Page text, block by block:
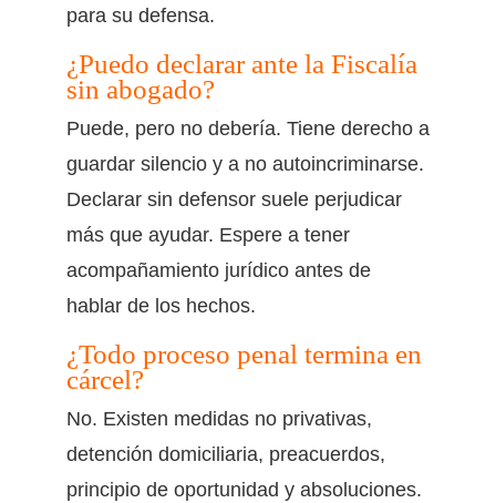
para su defensa.
¿Puedo declarar ante la Fiscalía
sin abogado?
Puede, pero no debería. Tiene derecho a
guardar silencio y a no autoincriminarse.
Declarar sin defensor suele perjudicar
más que ayudar. Espere a tener
acompañamiento jurídico antes de
hablar de los hechos.
¿Todo proceso penal termina en
cárcel?
No. Existen medidas no privativas,
detención domiciliaria, preacuerdos,
principio de oportunidad y absoluciones.